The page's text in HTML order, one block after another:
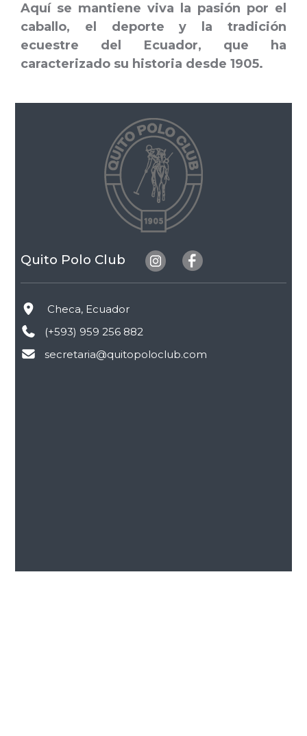
Aquí se mantiene viva la pasión por el
caballo, el deporte y la tradición
ecuestre del Ecuador, que ha
caracterizado su historia desde 1905.
Quito Polo Club
Checa, Ecuador
(+593) 959 256 882
secretaria@quitopoloclub.com